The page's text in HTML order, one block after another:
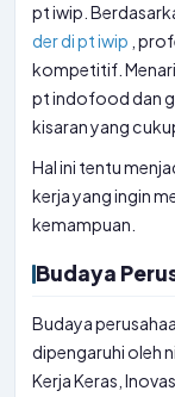
pt iwip.
der di pt iwip ,
kompetitif.
pt indofood dan
kisaran yang
Hal ini tentu
kerja yang ingin
kemampuan.
Budaya
Budaya
dipengaruhi oleh
Kerja Keras,